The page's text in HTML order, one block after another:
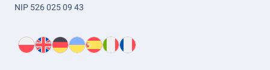
NIP 526 025 09 43
Wybierz
język:
PL
O
EN
About
DE
About
UK
About
ES
About
IT
About
FR
About